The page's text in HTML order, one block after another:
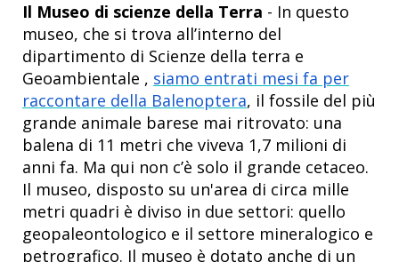
Il Museo di scienze della Terra - In questo
museo, che si trova all’interno del
dipartimento di Scienze della terra e
Geoambientale , siamo entrati mesi fa per
raccontare della Balenoptera, il fossile del più
grande animale barese mai ritrovato: una
balena di 11 metri che viveva 1,7 milioni di
anni fa. Ma qui non c’è solo il grande cetaceo.
Il museo, disposto su un'area di circa mille
metri quadri è diviso in due settori: quello
geopaleontologico e il settore mineralogico e
petrografico. Il museo è dotato anche di un